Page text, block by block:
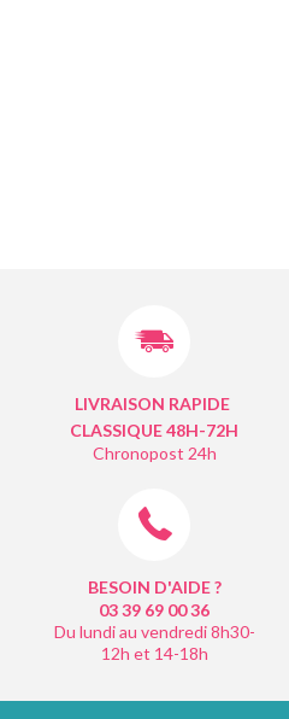
LIVRAISON RAPIDE
CLASSIQUE 48H-72H
Chronopost 24h
BESOIN D'AIDE ?
03 39 69 0036
Du lundi au vendredi 8h30-
12h et 14-18h